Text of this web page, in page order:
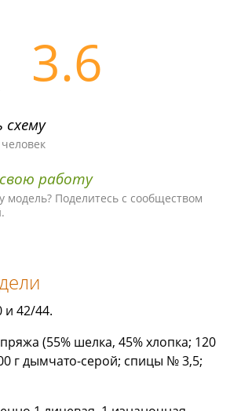
3.6
работу
модель? Поделитесь с сообществом
и 42/44.
пряжа (55% шел­ка, 45% хлопка; 120
г дымчато-серой; спицы № 3,5;